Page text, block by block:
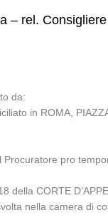
– rel. Consigliere
da:
in ROMA,
Procuratore pro
della CORTE
nella camera di